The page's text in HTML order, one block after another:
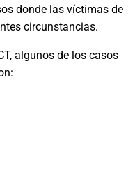
donde las víctimas de
circunstancias.
algunos de los casos